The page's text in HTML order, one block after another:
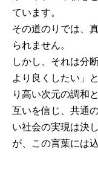
ています。
その道のりでは、
られません。
しかし、それは分
より良くしたい」
り高い次元の調和
互いを信じ、共通
い社会の実現は決
が、この言葉には